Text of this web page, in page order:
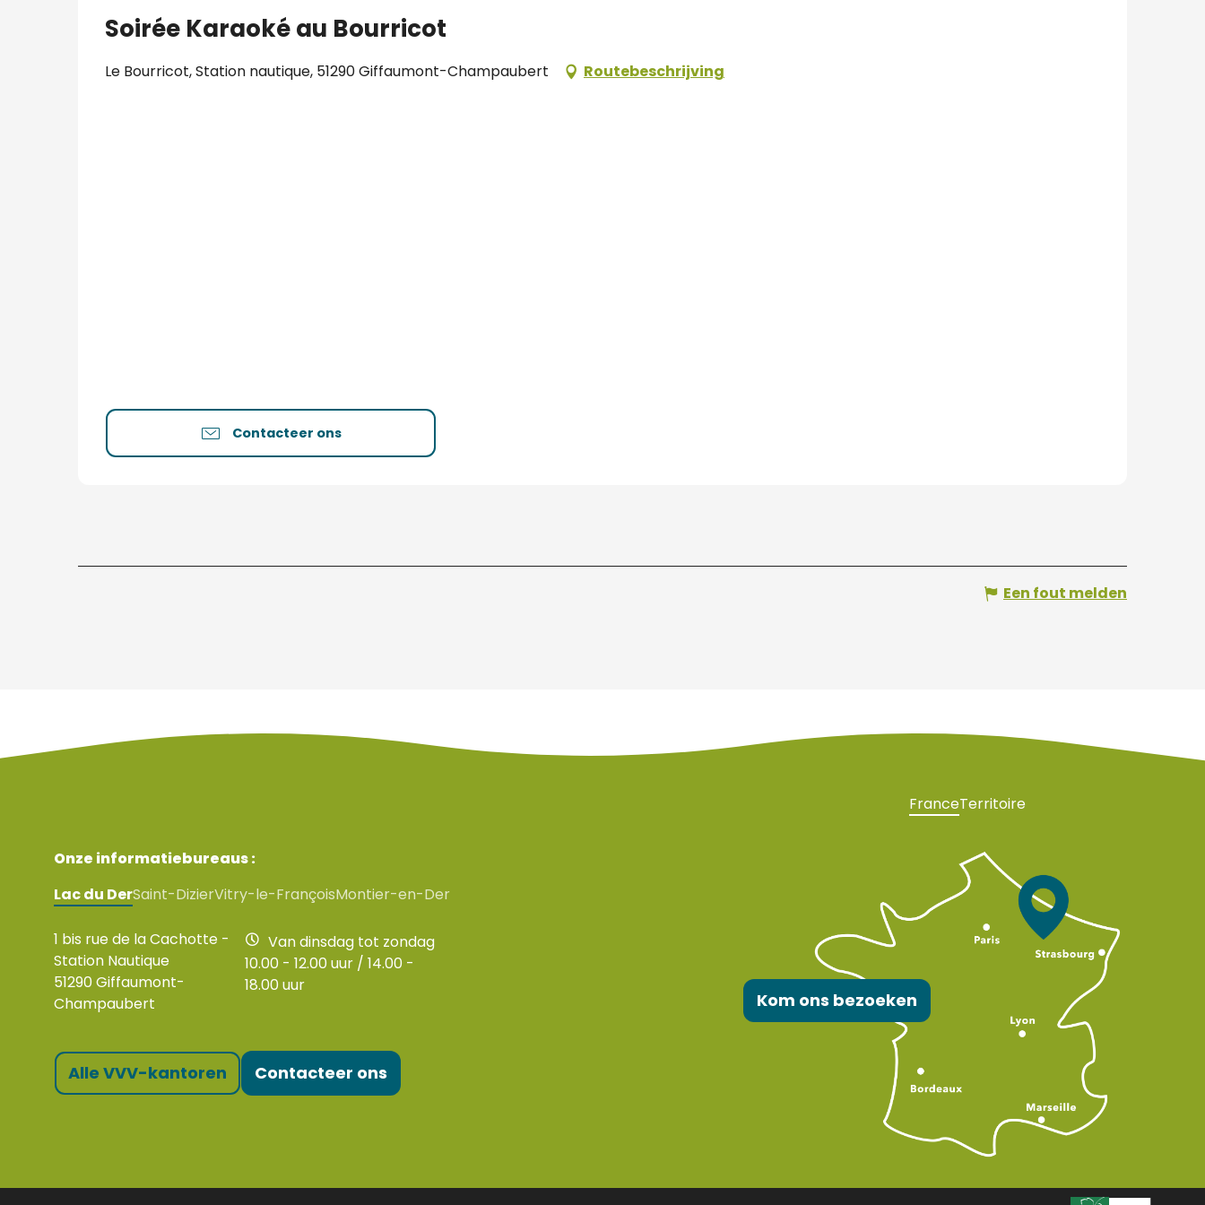
Soirée Karaoké au Bourricot
Le Bourricot, Station nautique, 51290 Giffaumont-Champaubert Routebeschrijving
Contacteer ons
Een fout melden
Onze informatiebureaus :
Lac du DerSaint-DizierVitry-le-FrançoisMontier-en-Der
1 bis rue de la Cachotte -
Station Nautique
51290 Giffaumont-
Champaubert
Van dinsdag tot zondag
10.00 - 12.00 uur / 14.00 -
18.00 uur
Alle VVV-kantoren Contacteer ons
FranceTerritoire
Kom ons bezoeken